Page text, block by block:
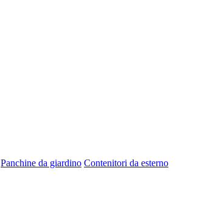
Panchine da giardino Contenitori da esterno